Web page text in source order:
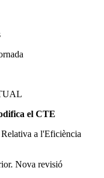
el CTE
a l'Eficiència
Nova revisió